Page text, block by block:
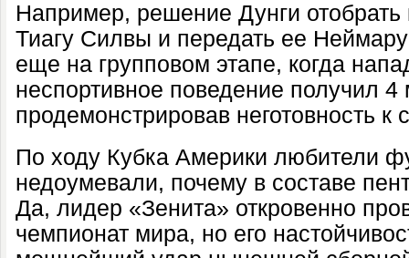
Например, решение Дунги отобрать
Тиагу Силвы и передать ее
еще на групповом этапе, когда
неспортивное поведение получил
продемонстрировав неготовность к
По ходу Кубка Америки любители
недоумевали, почему в составе
Да, лидер «Зенита» откровенно
чемпионат мира, но его